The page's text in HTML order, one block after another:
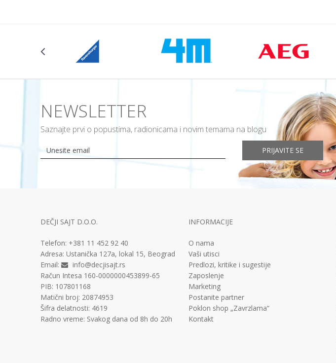
NEWSLETTER
Saznajte prvi o popustima, radionicama i novim temama na blogu
PRIJAVITE SE
DEČJI SAJT D.O.O.
Telefon: +381 11 452 92 40
Adresa: Ustanička 127a, lokal 15, Beograd
Email:
info@decjisajt.rs
Račun Intesa 160-0000000453899-65
PIB: 107801168
Matični broj: 20874953
Šifra delatnosti: 4619
Radno vreme: Svakog dana od 8h do 20h
INFORMACIJE
O nama
Vaši utisci
Predlozi, kritike i sugestije
Zaposlenje
Marketing
Postanite partner
Poklon shop „Zavrzlama“
Kontakt